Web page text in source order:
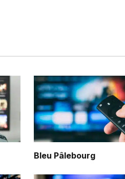
Bleu Pâlebourg